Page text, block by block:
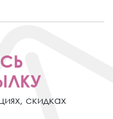
скидках